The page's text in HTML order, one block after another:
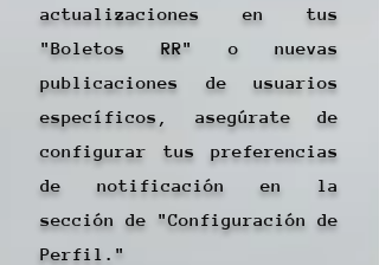
actualizaciones en tus
"Boletos RR" o nuevas
publicaciones de usuarios
específicos, asegúrate de
configurar tus preferencias
de notificación en la
sección de "Configuración de
Perfil."